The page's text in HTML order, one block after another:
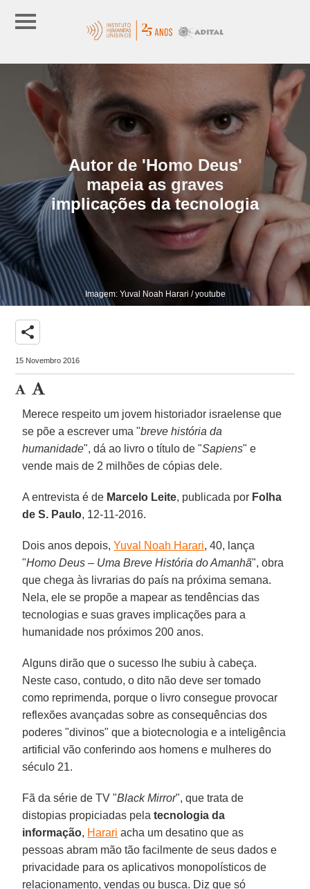
Autor de 'Homo Deus'
mapeia as graves
implicações da tecnologia
Imagem: Yuval Noah Harari / youtube
share
15 Novembro 2016
Merece respeito um jovem historiador israelense que
se põe a escrever uma "breve história da
humanidade", dá ao livro o título de "Sapiens" e
vende mais de 2 milhões de cópias dele.
A entrevista é de Marcelo Leite, publicada por Folha
de S. Paulo, 12-11-2016.
Dois anos depois,Yuval Noah Harari, 40, lança
"Homo Deus – Uma Breve História do Amanhã", obra
que chega às livrarias do país na próxima semana.
Nela, ele se propõe a mapear as tendências das
tecnologias e suas graves implicações para a
humanidade nos próximos 200 anos.
Alguns dirão que o sucesso lhe subiu à cabeça.
Neste caso, contudo, o dito não deve ser tomado
como reprimenda, porque o livro consegue provocar
reflexões avançadas sobre as consequências dos
poderes "divinos" que a biotecnologia e a inteligência
artificial vão conferindo aos homens e mulheres do
século 21.
Fã da série de TV "Black Mirror", que trata de
distopias propiciadas pelatecnologia da
informação, Harari acha um desatino que as
pessoas abram mão tão facilmente de seus dados e
privacidade para os aplicativos monopolísticos de
relacionamento, vendas ou busca. Diz que só